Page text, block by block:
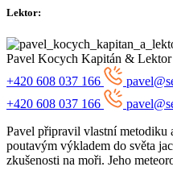
Lektor:
Pavel Kocych Kapitán & Lektor
+420 608 037 166
+420 608 037 166
Pavel připravil vlastní metodiku
poutavým výkladem do světa
zkušenosti na moři. Jeho